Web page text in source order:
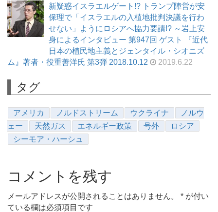
新疑惑イスラエルゲート!? トランプ陣営が安
保理で「イスラエルの入植地批判決議を行わ
せない」ようにロシアへ協力要請!? ～岩上安
身によるインタビュー 第947回 ゲスト 『近代
日本の植民地主義とジェンタイル・シオニズ
ム』著者・役重善洋氏 第3弾 2018.10.12
2019.6.22
タグ
アメリカ ノルドストリーム ウクライナ
ノルウ
ェー
天然ガス エネルギー政策 号外
ロシア
シーモア・ハーシュ
コメントを残す
メールアドレスが公開されることはありません。 * が付い
ている欄は必須項目です